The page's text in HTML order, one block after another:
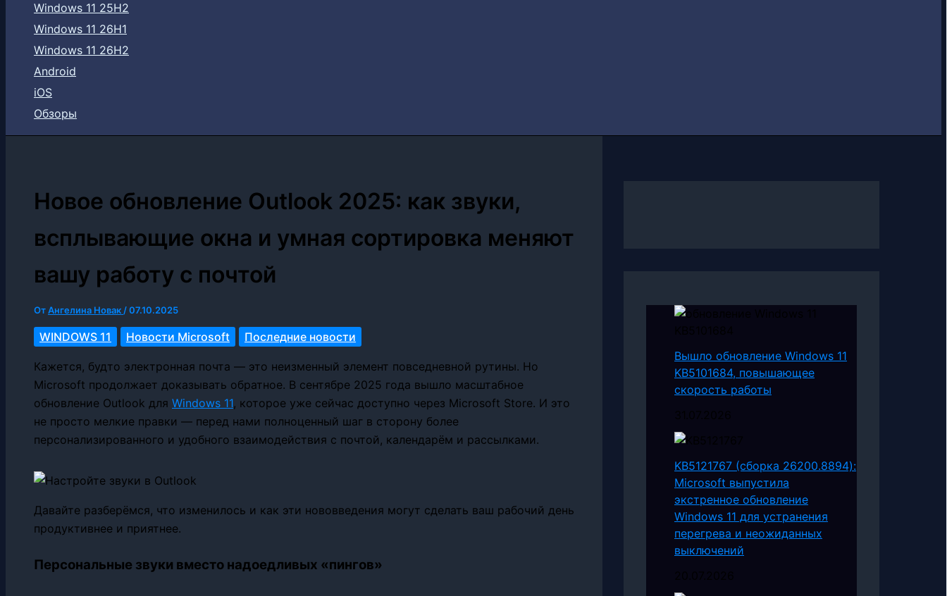
Windows 11 25H2
Windows 11 26H1
Windows 11 26H2
Android
iOS
Обзоры
Новое обновление Outlook 2025: как звуки,
всплывающие окна и умная сортировка меняют
вашу работу с почтой
ОтАнгелина Новак /07.10.2025
WINDOWS 11 Новости Microsoft Последние новости
Кажется, будто электронная почта — это неизменный элемент повседневной рутины. Но
Microsoft продолжает доказывать обратное. В сентябре 2025 года вышло масштабное
обновление Outlook для Windows 11, которое уже сейчас доступно через Microsoft Store. И это
не просто мелкие правки — перед нами полноценный шаг в сторону более
персонализированного и удобного взаимодействия с почтой, календарём и рассылками.
Давайте разберёмся, что изменилось и как эти нововведения могут сделать ваш рабочий день
продуктивнее и приятнее.
Персональные звуки вместо надоедливых «пингов»
Вышло обновление Windows 11
KB5101684, повышающее
скорость работы
KB5121767 (сборка 26200.8894):
Microsoft выпустила
экстренное обновление
Windows 11 для устранения
перегрева и неожиданных
выключений